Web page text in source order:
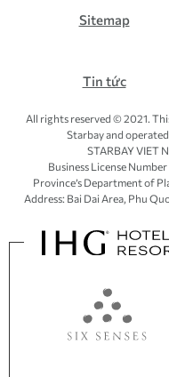
Sitemap
Tin tức
All rights reserved © 2021.
Starbay and
STARBAY VIET
Business License
Province’s Department of
Address: Bai Dai Area, Phu